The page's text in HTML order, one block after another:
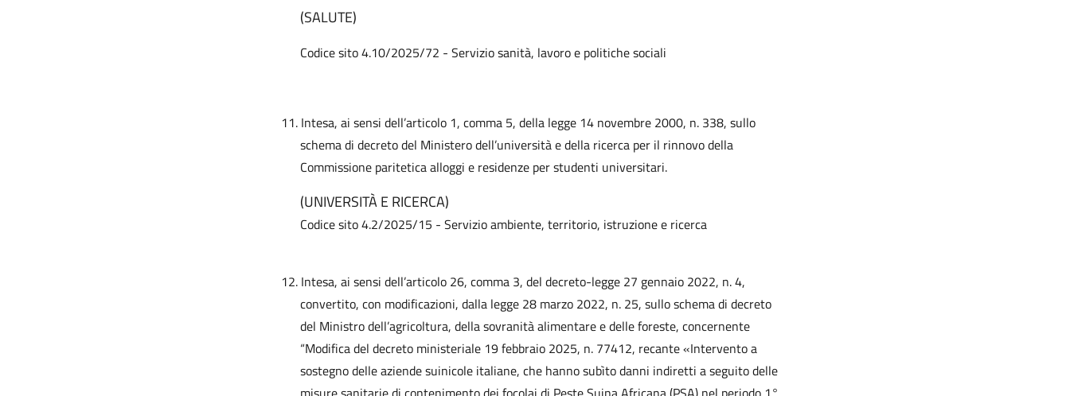
(SALUTE)
Codice sito 4.10/2025/72 - Servizio sanità, lavoro e politiche sociali
11. Intesa, ai sensi dell’articolo 1, comma 5, della legge 14 novembre 2000, n. 338, sullo
schema di decreto del Ministero dell’università e della ricerca per il rinnovo della
Commissione paritetica alloggi e residenze per studenti universitari.
(UNIVERSITÀ E RICERCA)
Codice sito 4.2/2025/15 - Servizio ambiente, territorio, istruzione e ricerca
12. Intesa, ai sensi dell’articolo 26, comma 3, del decreto-legge 27 gennaio 2022, n. 4,
convertito, con modificazioni, dalla legge 28 marzo 2022, n. 25, sullo schema di decreto
del Ministro dell’agricoltura, della sovranità alimentare e delle foreste, concernente
“Modifica del decreto ministeriale 19 febbraio 2025, n. 77412, recante «Intervento a
sostegno delle aziende suinicole italiane, che hanno subìto danni indiretti a seguito delle